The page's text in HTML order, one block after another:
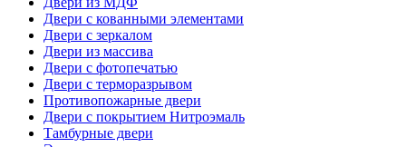
Двери с кованными элементами
Двери с зеркалом
Двери из массива
Двери с фотопечатью
Двери с терморазрывом
Противопожарные двери
Двери с покрытием Нитроэмаль
Тамбурные двери